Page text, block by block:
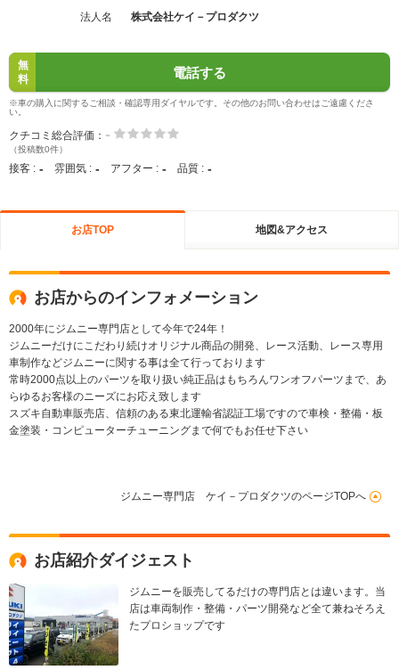
法人名
株式会社ケイ－プロダクツ
無
料
電話する
※車の購入に関するご相談・確認専用ダイヤルです。その他のお問い合わせはご遠慮くださ
い。
クチコミ総合評価： -
（投稿数0件）
接客 : - 雰囲気 : - アフター : - 品質 : -
お店TOP 地図&アクセス
お店からのインフォメーション
2000年にジムニー専門店として今年で24年！
ジムニーだけにこだわり続けオリジナル商品の開発、レース活動、レース専用
車制作などジムニーに関する事は全て行っております
常時2000点以上のパーツを取り扱い純正品はもちろんワンオフパーツまで、あ
らゆるお客様のニーズにお応え致します
スズキ自動車販売店、信頼のある東北運輸省認証工場ですので車検・整備・板
金塗装・コンピューターチューニングまで何でもお任せ下さい
ジムニー専門店 ケイ－プロダクツのページTOPへ
お店紹介ダイジェスト
ジムニーを販売してるだけの専門店とは違います。当
店は車両制作・整備・パーツ開発など全て兼ねそろえ
たプロショップです